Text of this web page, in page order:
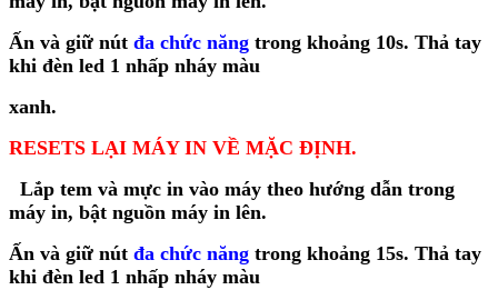
Ấn và giữ nút đa chức năng trong khoảng 10s. Thả tay
khi đèn led 1 nhấp nháy màu
xanh.
RESETS LẠI MÁY IN VỀ MẶC ĐỊNH.
Lắp tem và mực in vào máy theo hướng dẫn trong
máy in, bật nguồn máy in lên.
Ấn và giữ nút đa chức năng trong khoảng 15s. Thả tay
khi đèn led 1 nhấp nháy màu